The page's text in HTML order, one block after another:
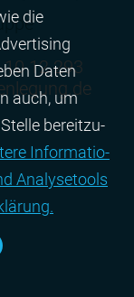
12 293
die
Daten
auch, um
bereit­zu­
Infor­matio­
Ana­lyse­tools